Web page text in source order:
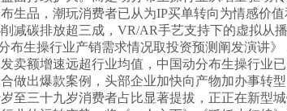
生品，潮玩消费者已从为IP买单转向为情感价
减碳排放超三成，VR/AR手艺支持下的虚拟从
布生操行业产销需求情况取投资预测阐发演讲
卖额增速远超行业均值，中国动分布生操行业
做出爆款案例，头部企业加快向产物加办事转
至三十九岁消费者占比显著提拔，正正在新型